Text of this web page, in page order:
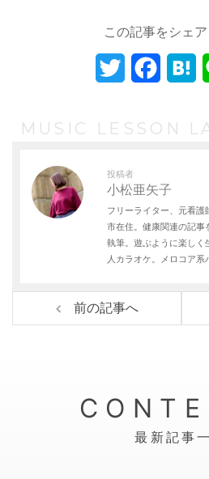
この記事をシェア
i
t
e
r
c
b
o
o
H
a
MUSIC LESSON
投稿者
小松亜矢子
フリーライター、元看
市在住。健康関連の記事
執筆。遊ぶように楽しく
人カラオケ。メロコア系
前の記事へ
最新記事